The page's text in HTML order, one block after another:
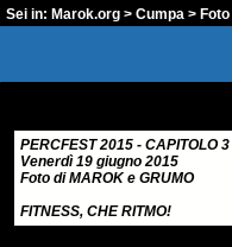
Sei in: Marok.org > Cumpa > Foto
PERCFEST 2015 - CAPITOLO 3
Venerdì 19 giugno 2015
Foto di MAROK e GRUMO
FITNESS, CHE RITMO!